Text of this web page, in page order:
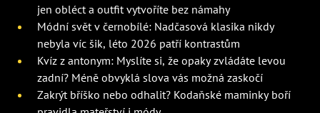
jen obléct a outfit vytvoříte bez námahy
Módní svět v černobílé: Nadčasová klasika nikdy
nebyla víc šik, léto 2026 patří kontrastům
Kvíz z antonym: Myslíte si, že opaky zvládáte levou
zadní? Méně obvyklá slova vás možná zaskočí
Zakrýt bříško nebo odhalit? Kodaňské maminky boří